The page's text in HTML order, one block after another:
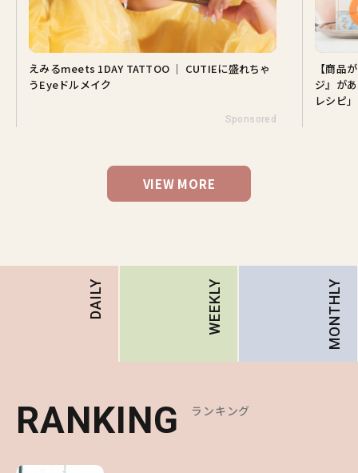
えみるmeets 1DAY TATTOO ｜ CUTIEに盛れちゃ
うEyeドルメイク
Sponsored
【商品
ジ』が
レシピ」
VIEW MORE
DAILY WEEKLY MONTHLY
RANKING ランキング
RANKING ランキング
RANKING ランキング